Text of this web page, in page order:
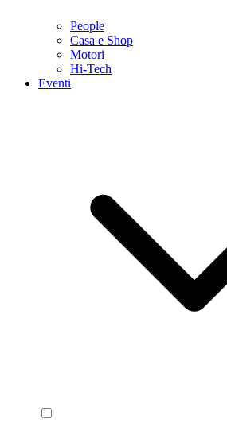
People
Casa e Shop
Motori
Hi-Tech
Eventi